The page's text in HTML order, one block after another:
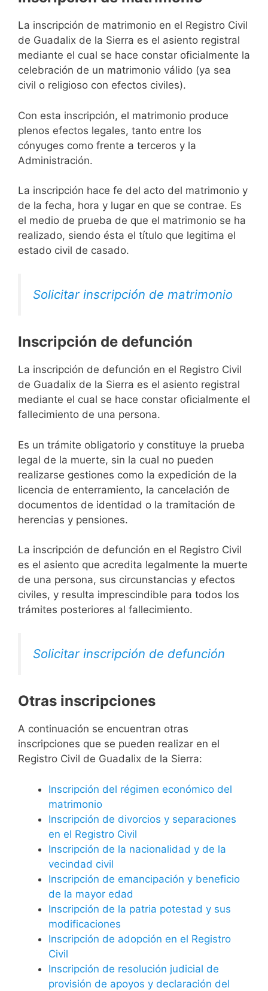
La inscripción de matrimonio en el Registro Civil
de Guadalix de la Sierra es el asiento registral
mediante el cual se hace constar oficialmente la
celebración de un matrimonio válido (ya sea
civil o religioso con efectos civiles).
Con esta inscripción, el matrimonio produce
plenos efectos legales, tanto entre los
cónyuges como frente a terceros y la
Administración.
La inscripción hace fe del acto del matrimonio y
de la fecha, hora y lugar en que se contrae. Es
el medio de prueba de que el matrimonio se ha
realizado, siendo ésta el título que legitima el
estado civil de casado.
Solicitar inscripción de matrimonio
Inscripción de defunción
La inscripción de defunción en el Registro Civil
de Guadalix de la Sierra es el asiento registral
mediante el cual se hace constar oficialmente el
fallecimiento de una persona.
Es un trámite obligatorio y constituye la prueba
legal de la muerte, sin la cual no pueden
realizarse gestiones como la expedición de la
licencia de enterramiento, la cancelación de
documentos de identidad o la tramitación de
herencias y pensiones.
La inscripción de defunción en el Registro Civil
es el asiento que acredita legalmente la muerte
de una persona, sus circunstancias y efectos
civiles, y resulta imprescindible para todos los
trámites posteriores al fallecimiento.
Solicitar inscripción de defunción
Otras inscripciones
A continuación se encuentran otras
inscripciones que se pueden realizar en el
Registro Civil de Guadalix de la Sierra:
Inscripción del régimen económico del
matrimonio
Inscripción de divorcios y separaciones
en el Registro Civil
Inscripción de la nacionalidad y de la
vecindad civil
Inscripción de emancipación y beneficio
de la mayor edad
Inscripción de la patria potestad y sus
modificaciones
Inscripción de adopción en el Registro
Civil
Inscripción de resolución judicial de
provisión de apoyos y declaración del